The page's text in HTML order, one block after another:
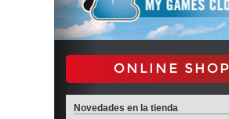
ONLINE SHOP
Novedades en la tienda